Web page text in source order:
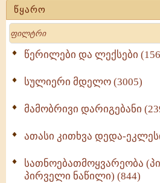
წყარო
Search
წერილები და ლექსები
სულიერი მდელო (3005)
მამობრივი დარიგებანი
ათასი კითხვა დედა-
სათნოებათმოყვარეობა
პირველი ნაწილი) (844)